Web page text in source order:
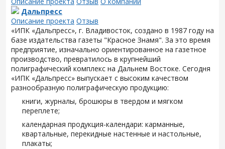
Дальпресс
Описание проекта Отзыв
«ИПК «Дальпресс», г. Владивосток, создано в 1987 году на
базе издательства газеты "Красное Знамя". За это время
предприятие, изначально ориентированное на газетное
производство, превратилось в крупнейший
полиграфический комплекс на Дальнем Востоке. Сегодня
«ИПК «Дальпресс» выпускает с высоким качеством
разнообразную полиграфическую продукцию:
книги, журналы, брошюры в твердом и мягком
переплете;
календарная продукция-календари: карманные,
квартальные, перекидные настенные и настольные,
плакаты;